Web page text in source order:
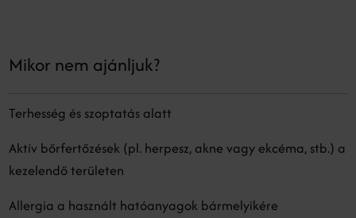
Mikor nem ajánljuk?
Terhesség és szoptatás alatt
Aktív bőrfertőzések (pl. herpesz, akne vagy ekcéma, stb.) a
kezelendő területen
Allergia a használt hatóanyagok bármelyikére